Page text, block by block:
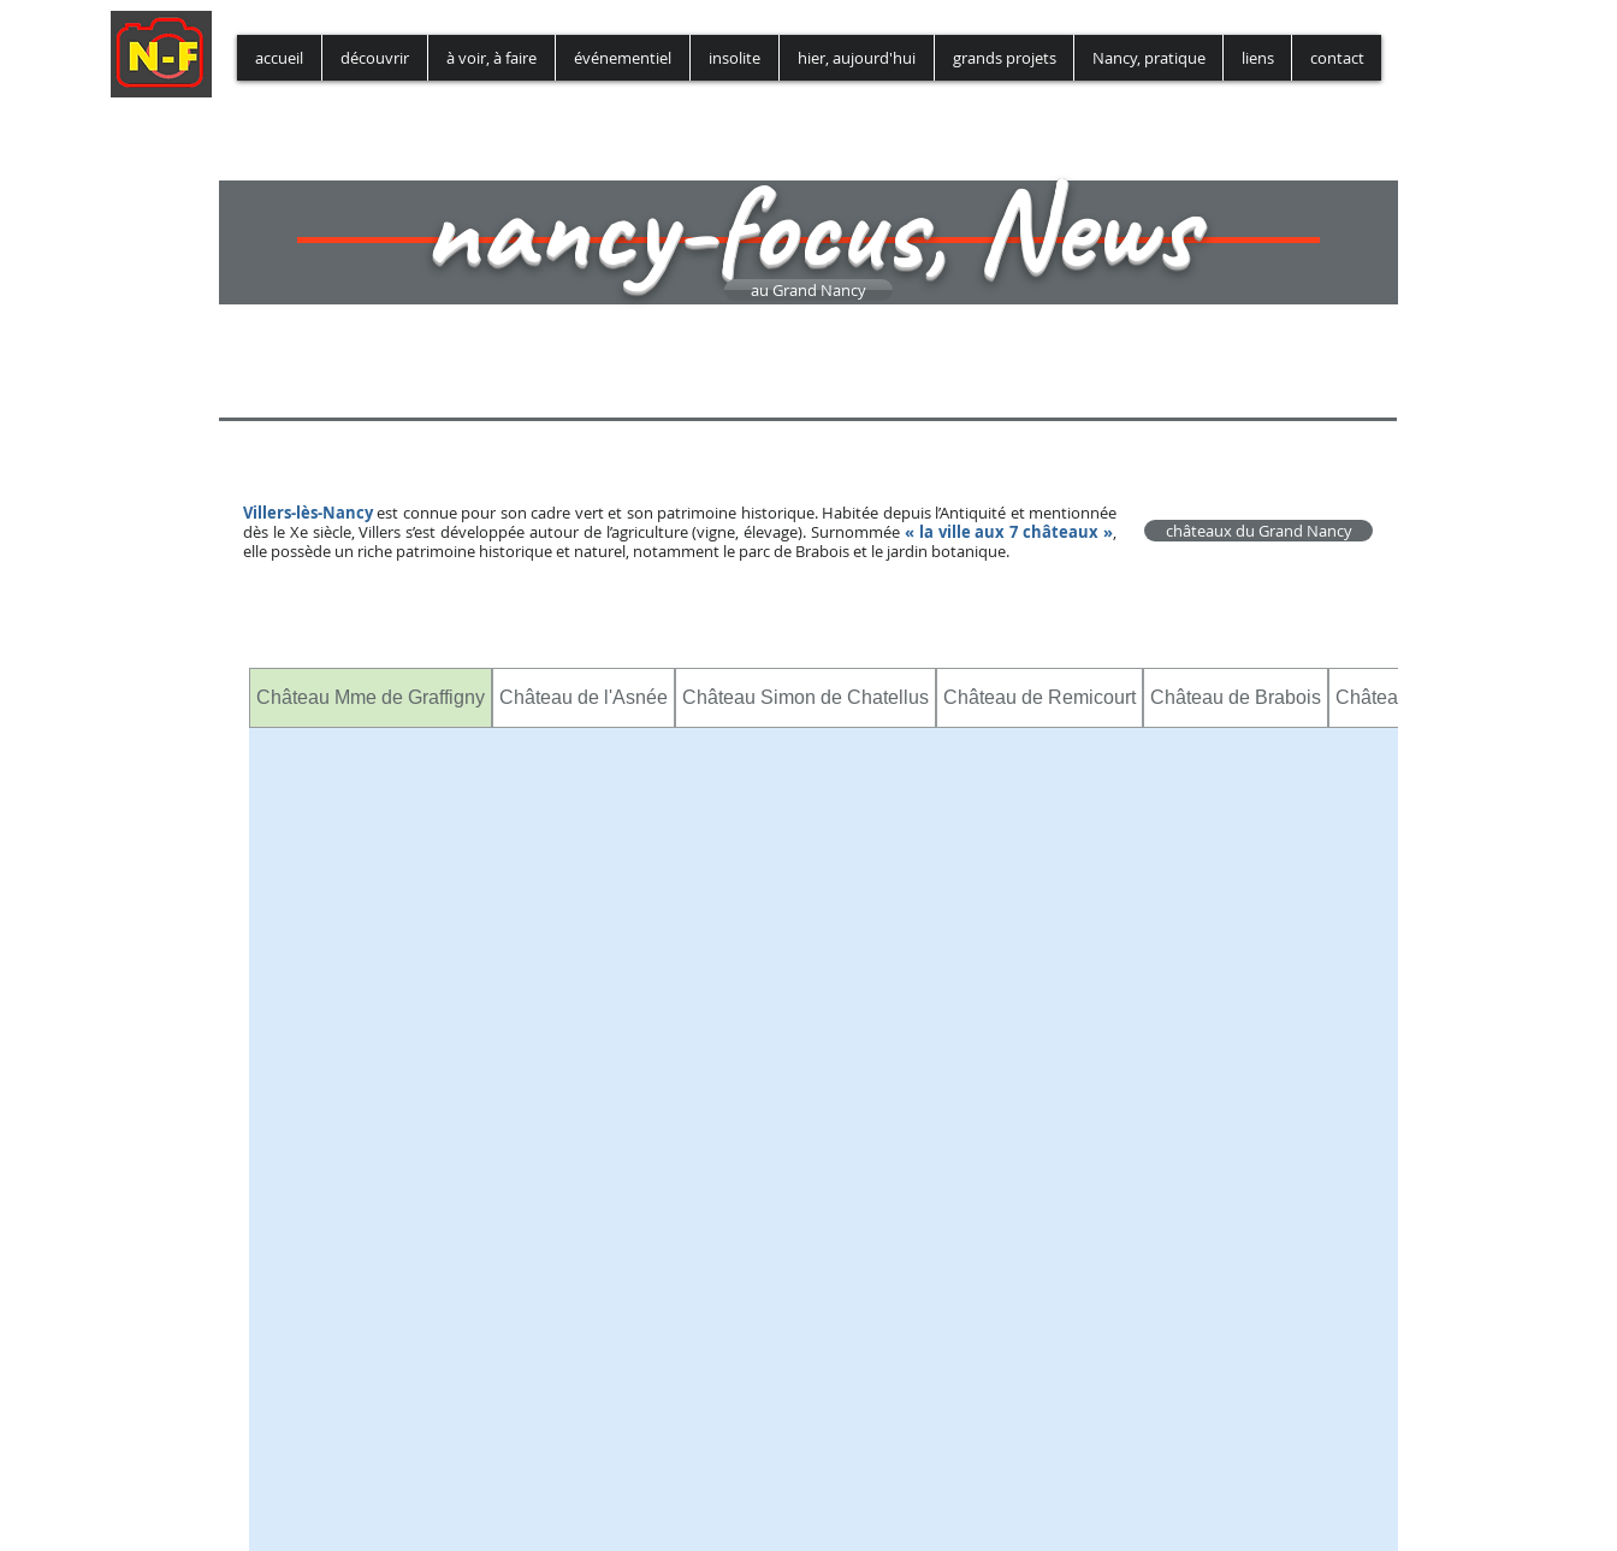
accueil découvrir à voir, à faire événementiel insolite hier, aujourd'hui grands projets Nancy, pratique liens contact
nancy-focus, News
au Grand Nancy
Villers-lès-Nancyest connue pour son cadre vert et son patrimoine historique. Habitée depuis l’Antiquité et mentionnée
dès le Xe siècle, Villers s’est développée autour de l’agriculture (vigne, élevage).Surnommée « la ville aux 7 châteaux »,
elle possède un riche patrimoine historique et naturel, notamment le parc de Brabois et le jardin botanique.
châteaux du Grand Nancy
Château Mme de Graffigny Château de l'Asnée Château Simon de Chatellus Château de Remicourt Château de Brabois Château Saint Fiacre